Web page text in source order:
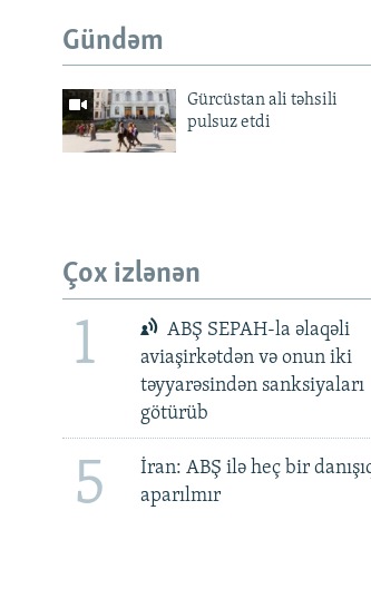
Gündəm
Gürcüstan ali təhsili
pulsuz etdi
Çox izlənən
1
ABŞ SEPAH-la əlaqəli
aviaşirkətdən və onun iki
təyyarəsindən sanksiyaları
götürüb
5
İran: ABŞ ilə heç bir
aparılmır